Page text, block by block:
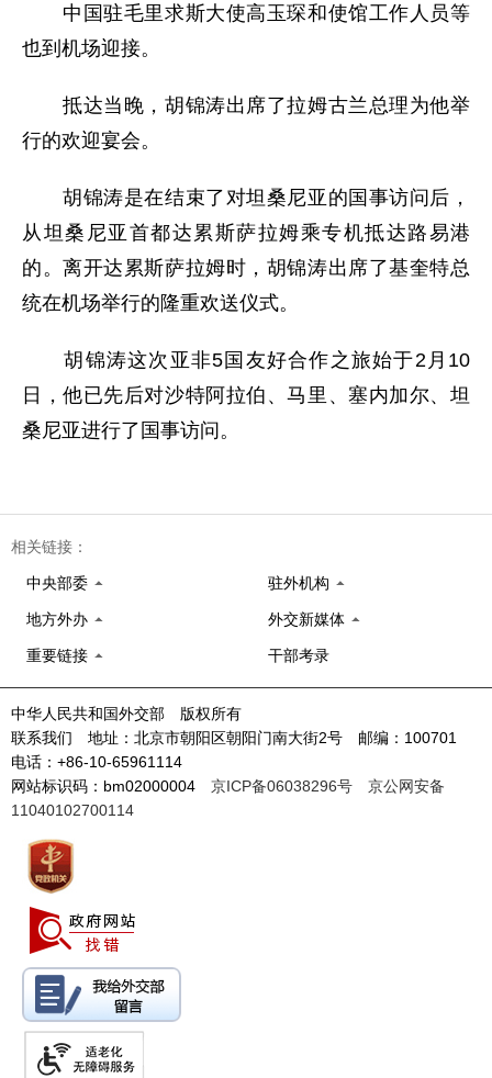
中国驻毛里求斯大使高玉琛和使馆工作人员等
也到机场迎接。
抵达当晚，胡锦涛出席了拉姆古兰总理为他举
行的欢迎宴会。
胡锦涛是在结束了对坦桑尼亚的国事访问后，
从坦桑尼亚首都达累斯萨拉姆乘专机抵达路易港
的。离开达累斯萨拉姆时，胡锦涛出席了基奎特总
统在机场举行的隆重欢送仪式。
胡锦涛这次亚非5国友好合作之旅始于2月10
日，他已先后对沙特阿拉伯、马里、塞内加尔、坦
桑尼亚进行了国事访问。
相关链接：
中央部委 驻外机构
地方外办 外交新媒体
重要链接 干部考录
中华人民共和国外交部 版权所有
联系我们 地址：北京市朝阳区朝阳门南大街2号 邮编：100701
电话：+86-10-65961114
网站标识码：bm02000004 京ICP备06038296号
京公网安备
11040102700114